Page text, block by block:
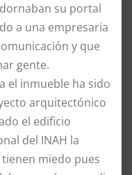
su portal
a una empresaria
y que
gente.
el inmueble ha sido
arquitectónico
el edificio
del INAH la
miedo pues